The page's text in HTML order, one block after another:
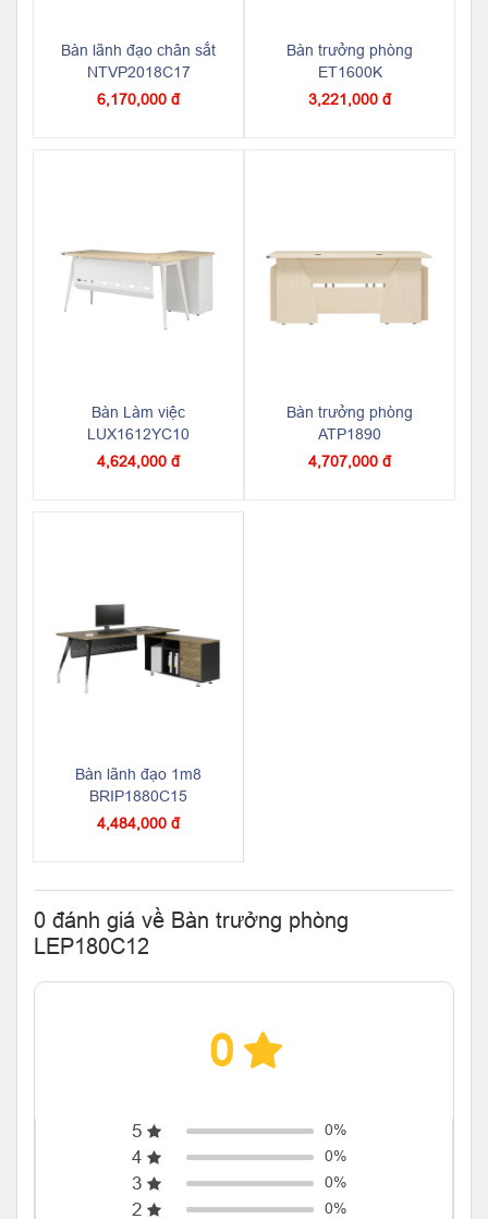
Bàn lãnh đạo chân sắt
NTVP2018C17
6,170,000 đ
Bàn trưởng phòng
ET1600K
3,221,000 đ
Bàn Làm việc
LUX1612YC10
4,624,000 đ
Bàn trưởng phòng
ATP1890
4,707,000 đ
Bàn lãnh đạo 1m8
BRIP1880C15
4,484,000 đ
0 đánh giá về Bàn trưởng phòng
LEP180C12
0
5 0%
4 0%
3 0%
2 0%